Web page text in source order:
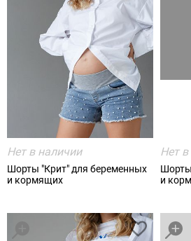
Нет в наличии
Шорты "Крит" для беременных
и кормящих
Нет
и